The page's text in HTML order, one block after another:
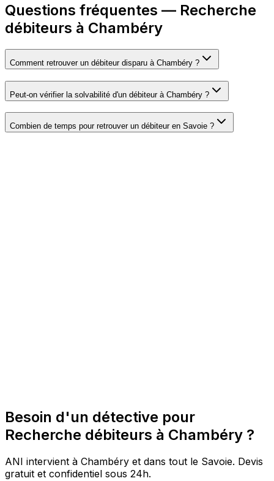
Questions fréquentes — Recherche
débiteurs à Chambéry
Comment retrouver un débiteur disparu à Chambéry ?
Peut-on vérifier la solvabilité d'un débiteur à Chambéry ?
Combien de temps pour retrouver un débiteur en Savoie ?
Besoin d'un détective pour
Recherche débiteurs à Chambéry ?
ANI intervient à Chambéry et dans tout le Savoie. Devis
gratuit et confidentiel sous 24h.